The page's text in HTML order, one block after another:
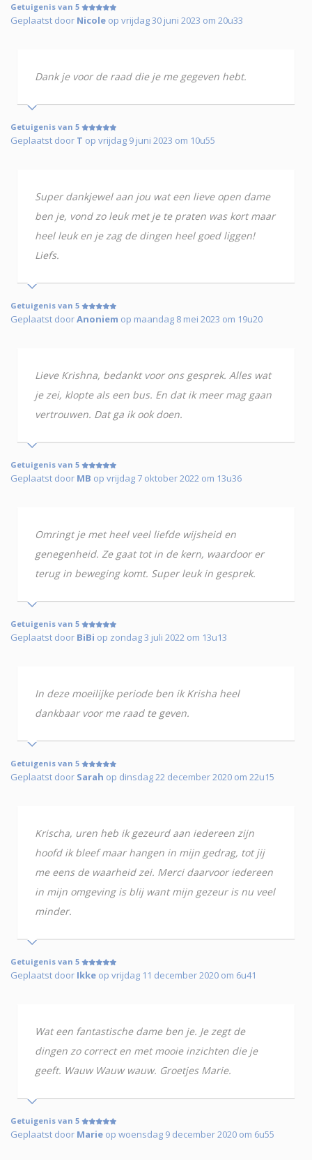
Getuigenis van 5
Geplaatst door Nicole op vrijdag 30 juni 2023 om 20u33
Dank je voor de raad die je me gegeven hebt.
Getuigenis van 5
Geplaatst door T op vrijdag 9 juni 2023 om 10u55
Super dankjewel aan jou wat een lieve open dame
ben je, vond zo leuk met je te praten was kort maar
heel leuk en je zag de dingen heel goed liggen!
Liefs.
Getuigenis van 5
Geplaatst doorAnoniem op maandag 8 mei 2023 om 19u20
Lieve Krishna, bedankt voor ons gesprek. Alles wat
je zei, klopte als een bus. En dat ik meer mag gaan
vertrouwen. Dat ga ik ook doen.
Getuigenis van 5
Geplaatst door MB op vrijdag 7 oktober 2022 om 13u36
Omringt je met heel veel liefde wijsheid en
genegenheid. Ze gaat tot in de kern, waardoor er
terug in beweging komt. Super leuk in gesprek.
Getuigenis van 5
Geplaatst door BiBi op zondag 3 juli 2022 om 13u13
In deze moeilijke periode ben ik Krisha heel
dankbaar voor me raad te geven.
Getuigenis van 5
Geplaatst door Sarah op dinsdag 22 december 2020 om 22u15
Krischa, uren heb ik gezeurd aan iedereen zijn
hoofd ik bleef maar hangen in mijn gedrag, tot jij
me eens de waarheid zei. Merci daarvoor iedereen
in mijn omgeving is blij want mijn gezeur is nu veel
minder.
Getuigenis van 5
Geplaatst door Ikke op vrijdag 11 december 2020 om 6u41
Wat een fantastische dame ben je. Je zegt de
dingen zo correct en met mooie inzichten die je
geeft. Wauw Wauw wauw. Groetjes Marie.
Getuigenis van 5
Geplaatst door Marie op woensdag 9 december 2020 om 6u55